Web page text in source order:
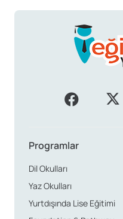
Programlar
Dil Okulları
Yaz Okulları
Yurtdışında Lise Eğitimi